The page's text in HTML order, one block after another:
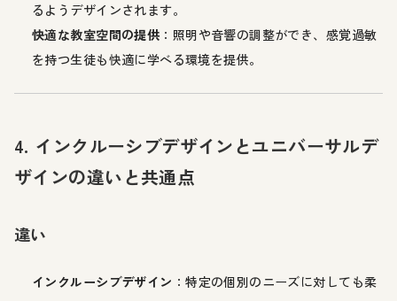
るようデザインされます。
快適な教室空間の提供 ：照明や音響の調整ができ、感覚過敏
を持つ生徒も快適に学べる環境を提供。
4. インクルーシブデザインとユニバーサルデ
ザインの違いと共通点
違い
インクルーシブデザイン ：特定の個別のニーズに対しても柔